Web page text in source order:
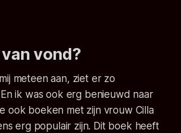
vond?
meteen aan, ziet er zo
ik was ook erg benieuwd naar
ook boeken met zijn vrouw Cilla
erg populair zijn. Dit boek heeft